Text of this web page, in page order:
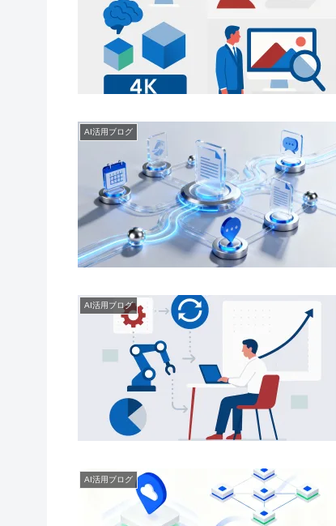
AI活用ブログ
AI活用ブログ
AI活用ブログ